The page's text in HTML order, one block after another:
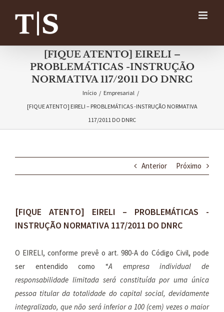
conteúdo
[FIQUE ATENTO] EIRELI –
PROBLEMÁTICAS -INSTRUÇÃO
NORMATIVA 117/2011 DO DNRC
Início / Empresarial /
[FIQUE ATENTO] EIRELI – PROBLEMÁTICAS -INSTRUÇÃO NORMATIVA
117/2011 DO DNRC
Anterior Próximo
[FIQUE ATENTO] EIRELI – PROBLEMÁTICAS -
INSTRUÇÃO NORMATIVA 117/2011 DO DNRC
O EIRELI, conforme prevê o art. 980-A do Código Civil, pode
ser entendido como “A empresa individual de
responsabilidade limitada será constituída por uma única
pessoa titular da totalidade do capital social, devidamente
integralizado, que não será inferior a 100 (cem) vezes o maior